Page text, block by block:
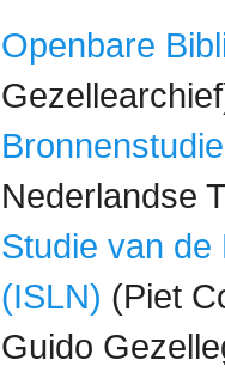
Openbare
Bronnenstudie
Nederlandse
Studie van de
(ISLN) (Piet
Guido